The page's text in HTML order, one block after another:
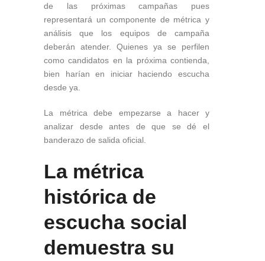
de las próximas campañas pues
representará un componente de métrica y
análisis que los equipos de campaña
deberán atender. Quienes ya se perfilen
como candidatos en la próxima contienda,
bien harían en iniciar haciendo escucha
desde ya.
La métrica debe empezarse a hacer y
analizar desde antes de que se dé el
banderazo de salida oficial.
La métrica
histórica de
escucha social
demuestra su